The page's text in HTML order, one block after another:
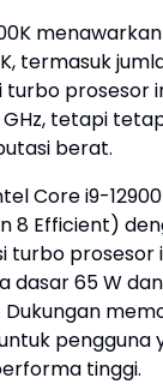
termasuk
turbo prosesor
tetapi
berat.
Core i9-
8 Efficient)
turbo prosesor
dasar 65 W
pengguna
tinggi.